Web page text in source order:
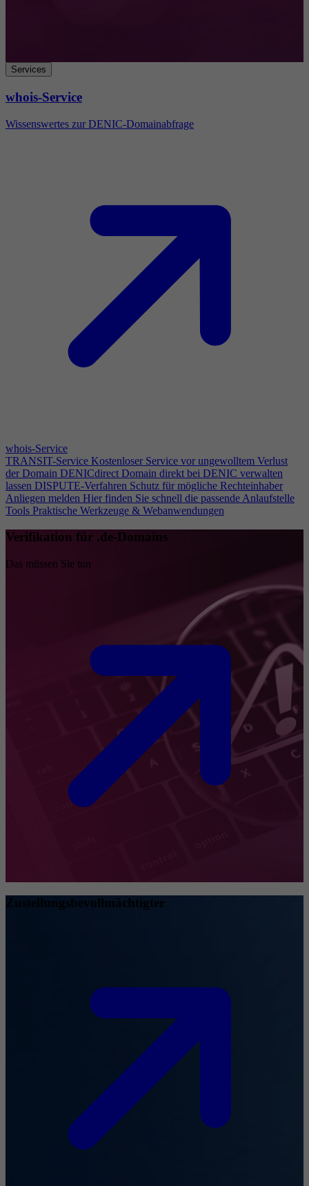
Services
whois-Service
Wissenswertes zur DENIC-Domainabfrage
whois-Service
TRANSIT-Service Kostenloser Service vor ungewolltem Verlust
der Domain DENICdirect Domain direkt bei DENIC verwalten
lassen DISPUTE-Verfahren Schutz für mögliche Rechteinhaber
Anliegen melden Hier finden Sie schnell die passende Anlaufstelle
Tools Praktische Werkzeuge & Webanwendungen
Verifikation für .de-Domains
Das müssen Sie tun
Zustellungsbevollmächtigter